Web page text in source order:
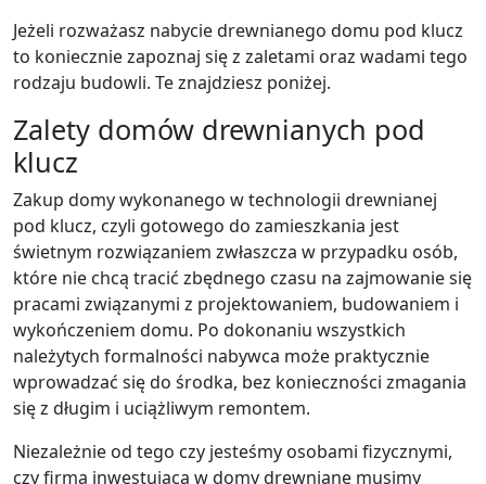
Jeżeli rozważasz nabycie drewnianego domu pod klucz
to koniecznie zapoznaj się z zaletami oraz wadami tego
rodzaju budowli. Te znajdziesz poniżej.
Zalety domów drewnianych pod
klucz
Zakup domy wykonanego w technologii drewnianej
pod klucz, czyli gotowego do zamieszkania jest
świetnym rozwiązaniem zwłaszcza w przypadku osób,
które nie chcą tracić zbędnego czasu na zajmowanie się
pracami związanymi z projektowaniem, budowaniem i
wykończeniem domu. Po dokonaniu wszystkich
należytych formalności nabywca może praktycznie
wprowadzać się do środka, bez konieczności zmagania
się z długim i uciążliwym remontem.
Niezależnie od tego czy jesteśmy osobami fizycznymi,
czy firmą inwestującą w domy drewniane musimy